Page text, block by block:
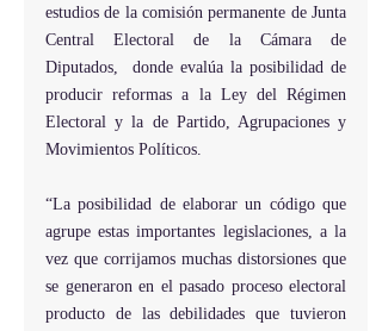
estudios de la comisión permanente de Junta
Central Electoral de la Cámara de
Diputados,  donde evalúa la posibilidad de
producir reformas a la Ley del Régimen
Electoral y la de Partido, Agrupaciones y
Movimientos Políticos.
“La posibilidad de elaborar un código que
agrupe estas importantes legislaciones, a la
vez que corrijamos muchas distorsiones que
se generaron en el pasado proceso electoral
producto de las debilidades que tuvieron